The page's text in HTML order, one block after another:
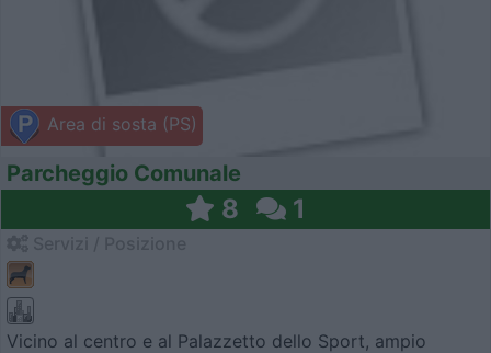
Area di sosta (PS)
Parcheggio Comunale
8 1
Vicino al centro e al Palazzetto dello Sport, ampio